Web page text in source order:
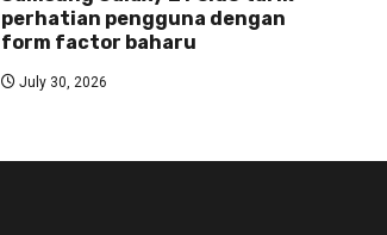
perhatian pengguna dengan
form factor baharu
July 30, 2026